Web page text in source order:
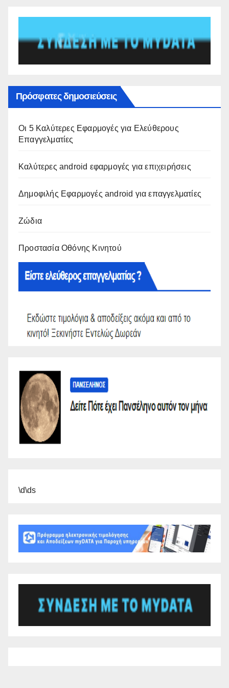
Πρόσφατες δημοσιεύσεις
Οι 5 Καλύτερες Εφαρμογές για Ελεύθερους
Επαγγελματίες
Καλύτερες android εφαρμογές για επιχειρήσεις
Δημοφιλής Εφαρμογές android για επαγγελματίες
Ζώδια
Προστασία Οθόνης Κινητού
\d\ds